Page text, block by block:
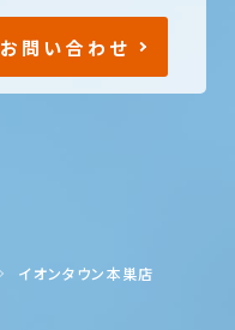
お問い合わせ
イオンタウン本巣店